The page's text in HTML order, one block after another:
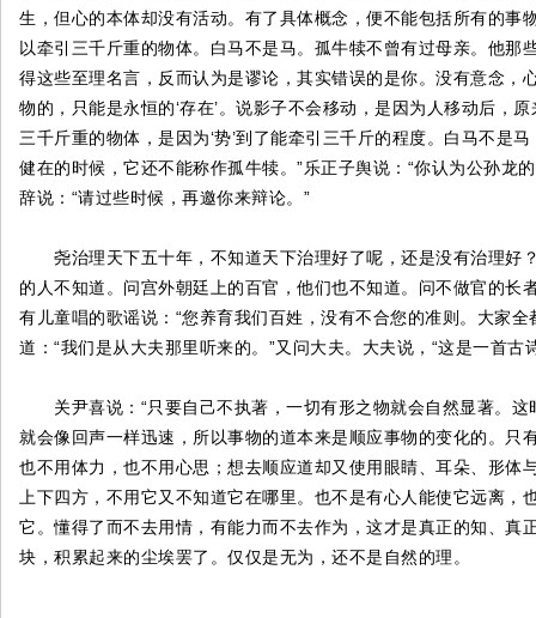
生，但心的本体却没有活动。有了具体概念，便不能包括所有的
以牵引三千斤重的物体。白马不是马。孤牛犊不曾有过母亲。他那
得这些至理名言，反而认为是谬论，其实错误的是你。没有意念
物的，只能是永恒的‘存在’。说影子不会移动，是因为人移动后，
三千斤重的物体，是因为‘势’到了能牵引三千斤的程度。白马不是
健在的时候，它还不能称作孤牛犊。”乐正子舆说：“你认为公孙龙
辞说：“请过些时候，再邀你来辩论。”
尧治理天下五十年，不知道天下治理好了呢，还是没有治理好
的人不知道。问宫外朝廷上的百官，他们也不知道。问不做官的
有儿童唱的歌谣说：“您养育我们百姓，没有不合您的准则。大家
道：“我们是从大夫那里听来的。”又问大夫。大夫说，“这是一首
关尹喜说：“只要自己不执著，一切有形之物就会自然显著。这
就会像回声一样迅速，所以事物的道本来是顺应事物的变化的。
也不用体力，也不用心思；想去顺应道却又使用眼睛、耳朵、形
上下四方，不用它又不知道它在哪里。也不是有心人能使它远离
它。懂得了而不去用情，有能力而不去作为，这才是真正的知、
块，积累起来的尘埃罢了。仅仅是无为，还不是自然的理。